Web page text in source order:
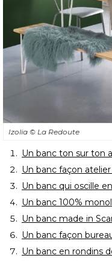
Izolia © La Redoute
Un banc ton sur ton
Un banc façon
Un banc qui oscille
Un banc 100%
Un banc made in
Un banc façon
Un banc en rondins